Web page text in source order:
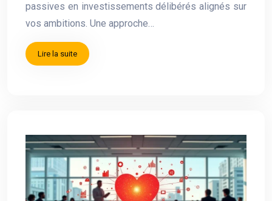
passives en investissements délibérés alignés sur
vos ambitions. Une approche…
Lire la suite